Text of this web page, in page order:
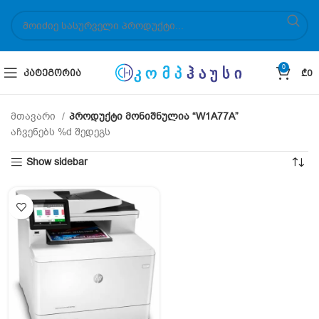
ᲙᲐᲢᲔᲒᲝᲠᲘᲐ
0
₾0
მთავარი
პროდუქტი მონიშნულია “W1A77A”
აჩვენებს %d შედეგს
Show sidebar